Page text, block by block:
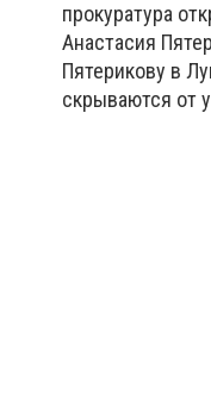
прокуратура
Анастасия
Пятерикову в
скрываются от